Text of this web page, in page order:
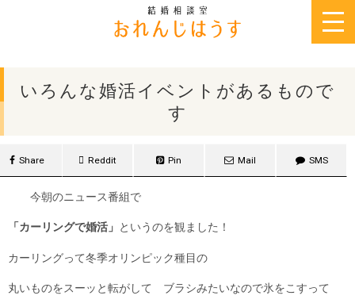
いろんな婚活イベントがあるもので
す
Share Reddit Pin Mail SMS
今朝のニュース番組で
「カーリングで婚活」 というのを観ました！
カーリングって冬季オリンピック種目の
丸いものをスーッと転がして ブラシみたいなので氷をこすって